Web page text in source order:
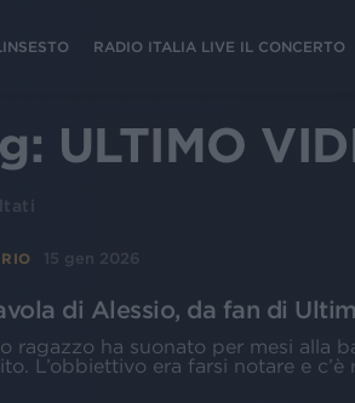
RADIO ITALIA LIVE IL CONCERTO
ULTIMO
15 gen 2026
di Alessio, da fan di
ragazzo ha suonato per mesi alla
L’obbiettivo era farsi notare e c’è